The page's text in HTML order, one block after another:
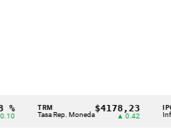
Cintillo
Tasa Rep. Moneda
$4178,23
▲ 0.42 Inflación